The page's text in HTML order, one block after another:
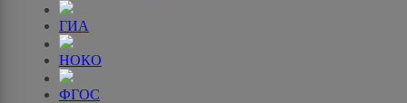
ГИА
НОКО
ФГОС